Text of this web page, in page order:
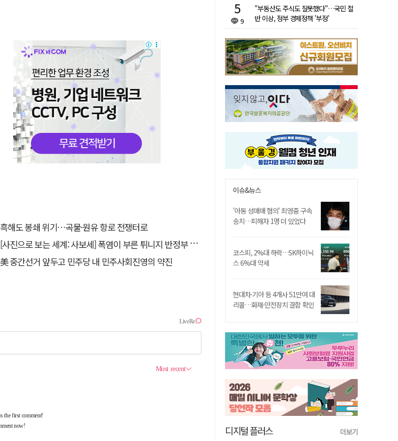
흑해도 봉쇄 위기…곡물·원유 항로 전쟁터로
[사진으로 보는 세계: 사보세] 폭염이 부른 튀니지 반정부 시위
美 중간선거 앞두고 민주당 내 민주사회진영의 약진
9
"부동산도 주식도 잘못했다"…국민 절
반 이상, 정부 경제정책 '부정'
이슈&뉴스
'아동 성매매 혐의' 최영중 구속
송치…피해자 1명 더 있었다
코스피, 2%대 하락…SK하이닉
스 6%대 약세
현대차·기아 등 4개사 51만여 대
리콜…화재·안전장치 결함 확인
디지털 플러스 더보기